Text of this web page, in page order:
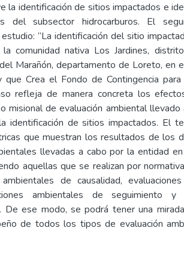
la identificación de sitios impactados e
del subsector hidrocarburos. El
“La identificación del sitio
comunidad nativa Los Jardines,
Marañón, departamento de Loreto, en
Crea el Fondo de Contingencia para
refleja de manera concreta los
misional de evaluación ambiental
identificación de sitios impactados. El
que muestran los resultados de los
llevadas a cabo por la entidad
aquellas que se realizan por
de causalidad,
ambientales de seguimiento y
De ese modo, se podrá tener una
de todos los tipos de evaluación